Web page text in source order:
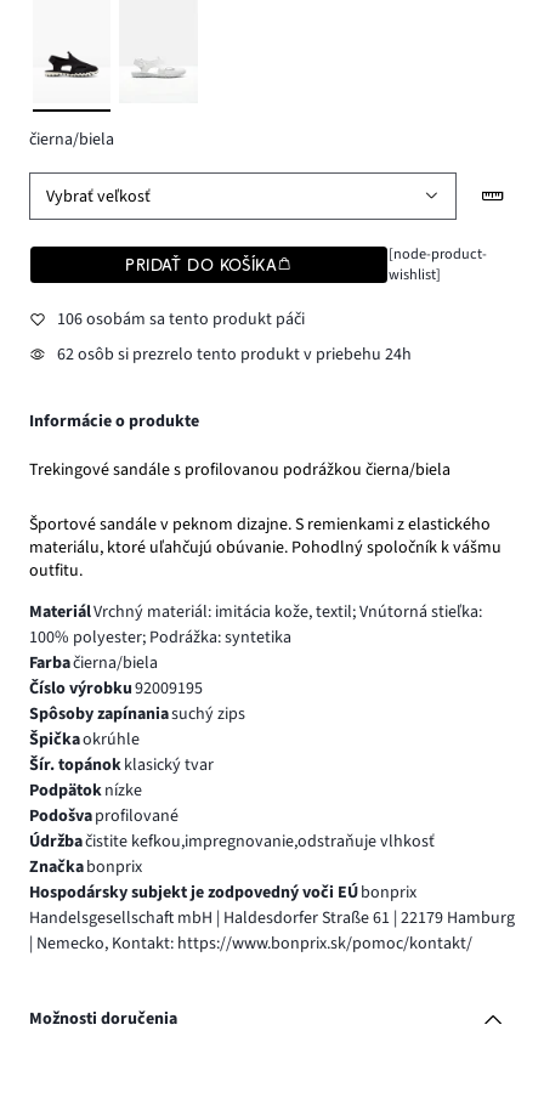
čierna/biela
Vybrať veľkosť
PRIDAŤ DO KOŠÍKA
[node-product-
wishlist]
106 osobám sa tento produkt páči
62 osôb si prezrelo tento produkt v priebehu 24h
Informácie o produkte
Trekingové sandále s profilovanou podrážkou čierna/biela
Športové sandále v peknom dizajne. S remienkami z elastického
materiálu, ktoré uľahčujú obúvanie. Pohodlný spoločník k vášmu
outfitu.
MateriálVrchný materiál: imitácia kože, textil; Vnútorná stieľka:
100% polyester; Podrážka: syntetika
Farbačierna/biela
Číslo výrobku92009195
Spôsoby zapínaniasuchý zips
Špičkaokrúhle
Šír. topánokklasický tvar
Podpätoknízke
Podošvaprofilované
Údržbačistite kefkou,impregnovanie,odstraňuje vlhkosť
Značkabonprix
Hospodársky subjekt je zodpovedný voči EÚbonprix
Handelsgesellschaft mbH | Haldesdorfer Straße 61 | 22179 Hamburg
| Nemecko, Kontakt: https://www.bonprix.sk/pomoc/kontakt/
Možnosti doručenia